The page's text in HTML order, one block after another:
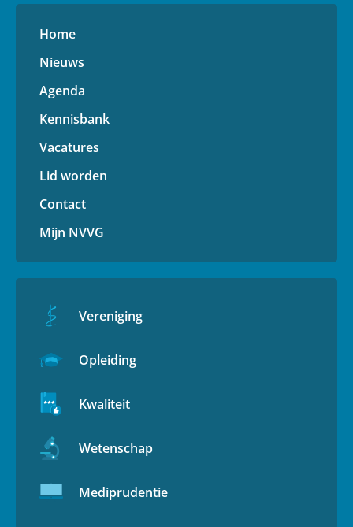
Home
Nieuws
Agenda
Kennisbank
Vacatures
Lid worden
Contact
Mijn NVVG
Vereniging
Opleiding
Kwaliteit
Wetenschap
Mediprudentie